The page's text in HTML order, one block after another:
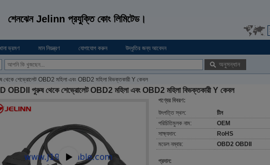
শেনঝেন Jelinn প্রযুক্তি কোং লিমিটেড।
ভ্রমণ মান নিয়ন্ত্রণ যোগাযোগ করুন উদ্ধৃতির জন্য আবেদন
অনুসন্ধান
শেভ্রোলেট OBD2 মহিলা এবং OBD2 মহিলা বিভক্তকারী Y কেবল
OBDII পুরুষ থেকে শেভ্রোলেট OBD2 মহিলা এবং OBD2 মহিলা বিভক্তকারী Y কেবল
পণ্যের বিবরণ:
উৎপত্তি স্থল:
চীন
পরিচিতিমুলক নাম:
OEM
সাক্ষ্যদান:
RoHS
মডেল নম্বার:
OBD2 OBDII
প্রদান: